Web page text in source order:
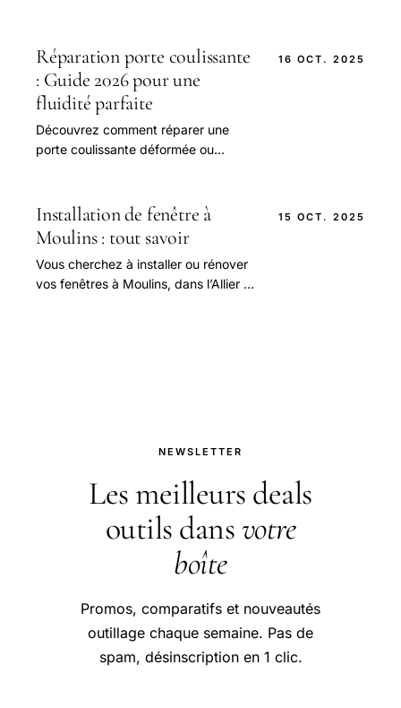
une utilisation.
Réparation porte coulissante
: Guide 2026 pour une
fluidité parfaite
Découvrez comment réparer une
porte coulissante déformée ou
les prix et les modèles pour trouver la
solution idéale pour votre maison, et
apprenez à entretenir vos portes
pour éviter les problèmes courants.
16 OCT. 2025
Installation de fenêtre à
Moulins : tout savoir
Vous cherchez à installer ou rénover
vos fenêtres à Moulins, dans l’Allier ?
15 OCT. 2025
NEWSLETTER
Les meilleurs deals
outils dansvotre
boîte
Promos, comparatifs et nouveautés
outillage chaque semaine. Pas de
spam, désinscription en 1 clic.